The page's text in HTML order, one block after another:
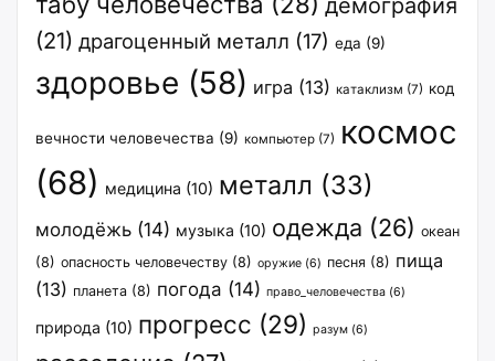
демография
(21) драгоценный металл (17) еда (9)
здоровье (58) игра (13) катаклизм (7) код
вечности человечества (9) компьютер (7) космос
(68) медицина (10) металл (33)
молодёжь (14) музыка (10) одежда (26) океан
(8) опасность человечеству (8) оружие (6) песня (8) пища
(13) планета (8) погода (14) право_человечества (6)
природа (10) прогресс (29) разум (6)